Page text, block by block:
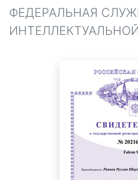
ФЕДЕРАЛЬНАЯ